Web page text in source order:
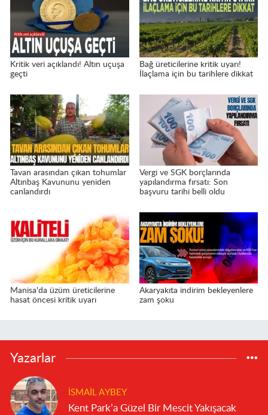
Kritik veri açıklandı! Altın uçuşa
geçti
Bağ üreticilerine kritik uyarı!
İlaçlama için bu tarihlere dikkat
Tavan arasından çıkan tohumlar
Altınbaş Kavununu yeniden
canlandırdı
Vergi ve SGK borçlarında
yapılandırma fırsatı: Son
başvuru tarihi belli oldu
Manisa'da üzüm üreticilerine
hasat öncesi kritik uyarı
Akaryakıta indirim bekleyenlere
zam şoku
Yazarlar
İSMAIL AYBEY
Kent Park’a Güzel Bir Mescit Yakışacak